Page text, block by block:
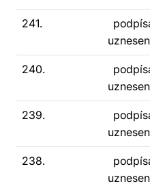
241.
240.
239.
238.